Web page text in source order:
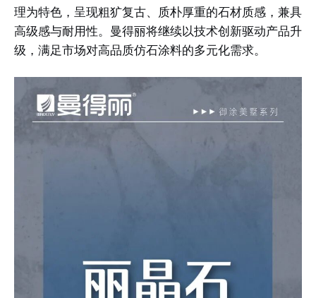
理为特色，呈现粗犷复古、质朴厚重的石材质感，兼具
高级感与耐用性。 曼得丽将继续以技术创新驱动产品升
级，满足市场对高品质仿石涂料的多元化需求。